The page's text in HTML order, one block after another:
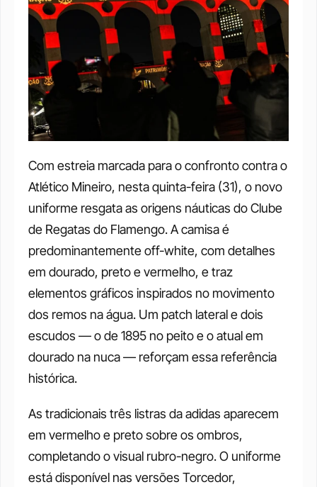
Com estreia marcada para o confronto contra o
Atlético Mineiro, nesta quinta-feira (31), o novo
uniforme resgata as origens náuticas do Clube
de Regatas do Flamengo. A camisa é
predominantemente off-white, com detalhes
em dourado, preto e vermelho, e traz
elementos gráficos inspirados no movimento
dos remos na água. Um patch lateral e dois
escudos — o de 1895 no peito e o atual em
dourado na nuca — reforçam essa referência
histórica.
As tradicionais três listras da adidas aparecem
em vermelho e preto sobre os ombros,
completando o visual rubro-negro. O uniforme
está disponível nas versões Torcedor,